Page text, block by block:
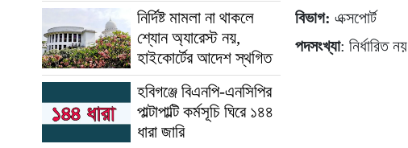
নির্দিষ্ট মামলা না থাকলে
শ্যোন অ্যারেস্ট নয়,
হাইকোর্টের আদেশ স্থগিত
হবিগঞ্জে বিএনপি-এনসিপির
পাল্টাপাল্টি কর্মসূচি ঘিরে ১৪৪
ধারা জারি
বিভাগ: এক্সপোর্ট
পদসংখ্যা: নির্ধারিত নয়